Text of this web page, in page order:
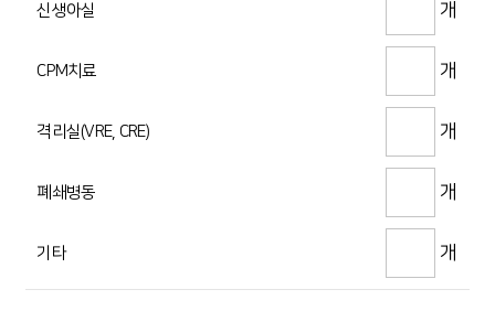
신생아실 개
CPM치료 개
격리실(VRE, CRE) 개
폐쇄병동 개
기타 개